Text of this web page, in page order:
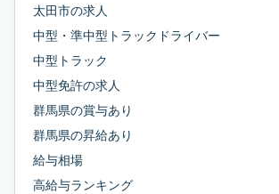
太田市の求人
中型・準中型トラックドライバー
中型トラック
中型免許の求人
群馬県の賞与あり
群馬県の昇給あり
給与相場
高給与ランキング